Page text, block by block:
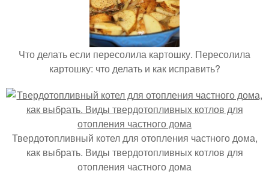
Что делать если пересолила картошку. Пересолила
картошку: что делать и как исправить?
Твердотопливный котел для отопления частного дома,
как выбрать. Виды твердотопливных котлов для
отопления частного дома